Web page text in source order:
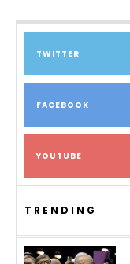
TWITTER
FACEBOOK
YOUTUBE
TRENDING